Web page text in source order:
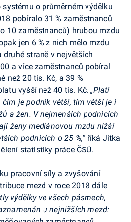
o průměrném výdělku
pobíralo 31 % zaměstnanců
10 zaměstnanců) hrubou mzdu
jen 6 % z nich mělo mzdu
druhé straně v největších
a více zaměstnanců pobíral
než 20 tis. Kč, a 39 %
vyšší než 40 tis. Kč. „Platí
čím je podnik větší, tím větší je i
a žen. V nejmenších podnicích
ženy mediánovou mzdu nižší
podnicích o 25 %,“říká Jitka
statistiky práce ČSÚ.
pracovní síly a zvyšování
mezd v roce 2018 dále
výdělky ve všech pásmech,
u nejnižších mezd: